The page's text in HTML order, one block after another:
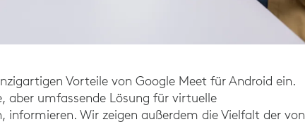
Vorteile von Google Meet für Android ein.
aber umfassende Lösung für virtuelle
Wir zeigen außerdem die Vielfalt der von